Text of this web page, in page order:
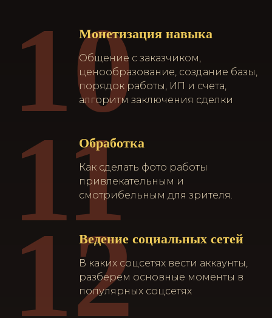
Монетизация навыка
Общение с заказчиком,
ценообразование, создание базы,
порядок работы, ИП и счета,
алгоритм заключения сделки
10
Обработка
Как сделать фото работы
привлекательным и
смотрибельным для зрителя.
11Ведение социальных сетей
В каких соцсетях вести аккаунты,
разберем основные моменты в
популярных соцсетях
12